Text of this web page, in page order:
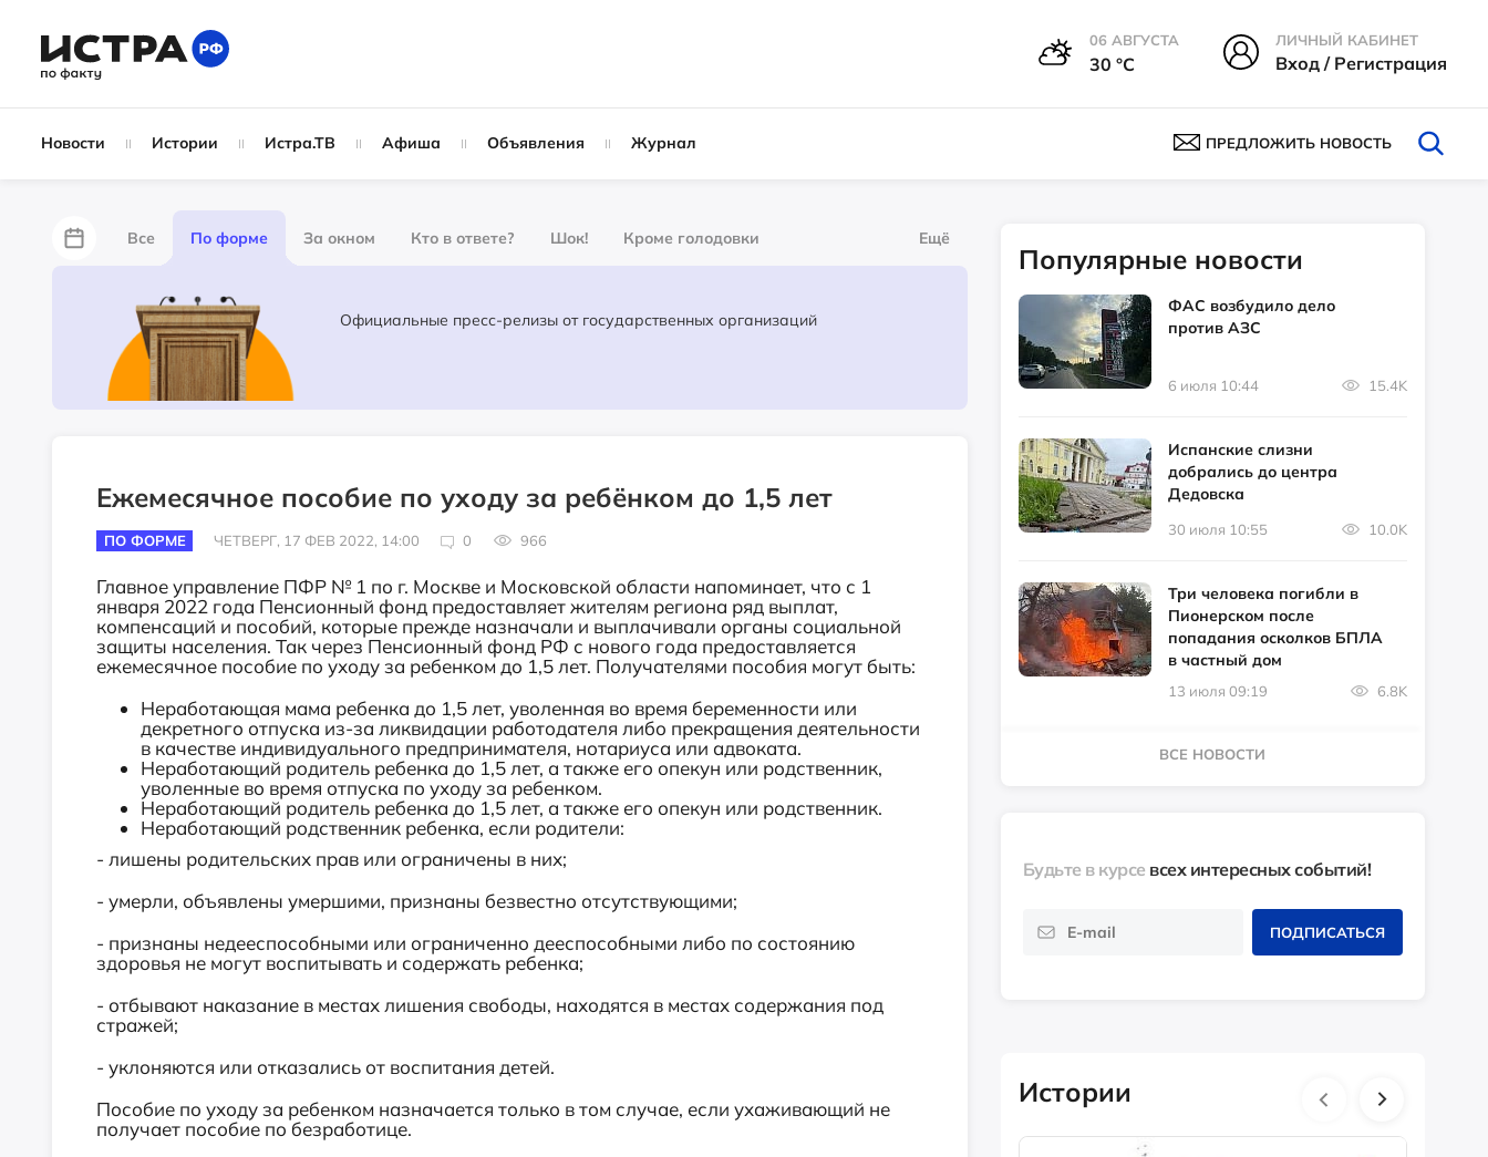
06 АВГУСТА
30 °С
ЛИЧНЫЙ КАБИНЕТ
Вход / Регистрация
Новости Истории Истра.ТВ Афиша Объявления Журнал ПРЕДЛОЖИТЬ НОВОСТЬ
Все По форме За окном Кто в ответе? Шок! Кроме голодовки
Лайфхаки За забором
Партнёрский материал
Ещё
Официальные пресс-релизы от государственных организаций
Ежемесячное пособие по уходу за ребёнком до 1,5 лет
ПО ФОРМЕ ЧЕТВЕРГ, 17 ФЕВ 2022, 14:00 0 966
Главное управление ПФР № 1 по г. Москве и Московской области напоминает, что с 1
января 2022 года Пенсионный фонд предоставляет жителям региона ряд выплат,
компенсаций и пособий, которые прежде назначали и выплачивали органы социальной
защиты населения. Так через Пенсионный фонд РФ с нового года предоставляется
ежемесячное пособие по уходу за ребенком до 1,5 лет. Получателями пособия могут быть:
Неработающая мама ребенка до 1,5 лет, уволенная во время беременности или
декретного отпуска из-за ликвидации работодателя либо прекращения деятельности
в качестве индивидуального предпринимателя, нотариуса или адвоката.
Неработающий родитель ребенка до 1,5 лет, а также его опекун или родственник,
уволенные во время отпуска по уходу за ребенком.
Неработающий родитель ребенка до 1,5 лет, а также его опекун или родственник.
Неработающий родственник ребенка, если родители:
- лишены родительских прав или ограничены в них;
- умерли, объявлены умершими, признаны безвестно отсутствующими;
- признаны недееспособными или ограниченно дееспособными либо по состоянию
здоровья не могут воспитывать и содержать ребенка;
- отбывают наказание в местах лишения свободы, находятся в местах содержания под
стражей;
- уклоняются или отказались от воспитания детей.
Пособие по уходу за ребенком назначается только в том случае, если ухаживающий не
получает пособие по безработице.
Популярные новости
ФАС возбудило дело
против АЗС
6 июля 10:44 15.4K
Испанские слизни
добрались до центра
Дедовска
30 июля 10:55 10.0K
Три человека погибли в
Пионерском после
попадания осколков БПЛА
в частный дом
13 июля 09:19 6.8K
ВСЕ НОВОСТИ
Будьте в курсе всех интересных событий!
ПОДПИСАТЬСЯ
Истории